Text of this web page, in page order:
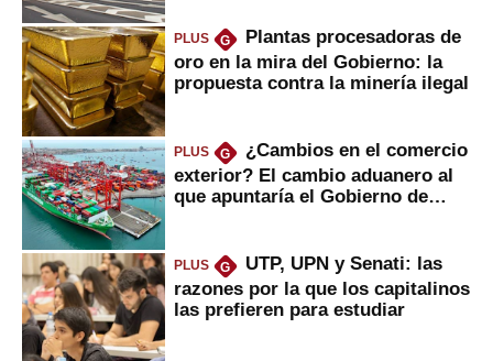
PLUS G
Plantas procesadoras de
oro en la mira del Gobierno: la
propuesta contra la minería ilegal
PLUS G
¿Cambios en el comercio
exterior? El cambio aduanero al
que apuntaría el Gobierno de
PLUS G
UTP, UPN y Senati: las
razones por la que los capitalinos
las prefieren para estudiar